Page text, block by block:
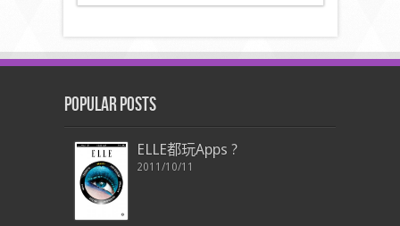
Popular Posts
ELLE都玩Apps ?
2011/10/11